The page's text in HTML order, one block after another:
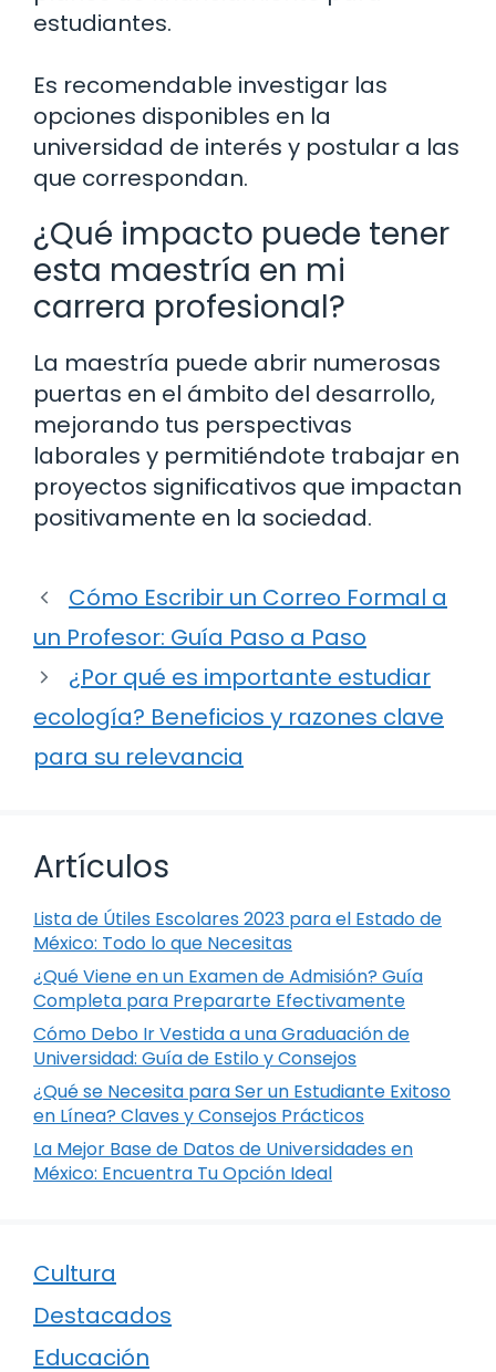
estudiantes.
Es recomendable investigar las
opciones disponibles en la
universidad de interés y postular a las
que correspondan.
¿Qué impacto puede tener
esta maestría en mi
carrera profesional?
La maestría puede abrir numerosas
puertas en el ámbito del desarrollo,
mejorando tus perspectivas
laborales y permitiéndote trabajar en
proyectos significativos que impactan
positivamente en la sociedad.
Cómo Escribir un Correo Formal a
un Profesor: Guía Paso a Paso
¿Por qué es importante estudiar
ecología? Beneficios y razones clave
para su relevancia
Artículos
Lista de Útiles Escolares 2023 para el Estado de
México: Todo lo que Necesitas
¿Qué Viene en un Examen de Admisión? Guía
Completa para Prepararte Efectivamente
Cómo Debo Ir Vestida a una Graduación de
Universidad: Guía de Estilo y Consejos
¿Qué se Necesita para Ser un Estudiante Exitoso
en Línea? Claves y Consejos Prácticos
La Mejor Base de Datos de Universidades en
México: Encuentra Tu Opción Ideal
Cultura
Destacados
Educación